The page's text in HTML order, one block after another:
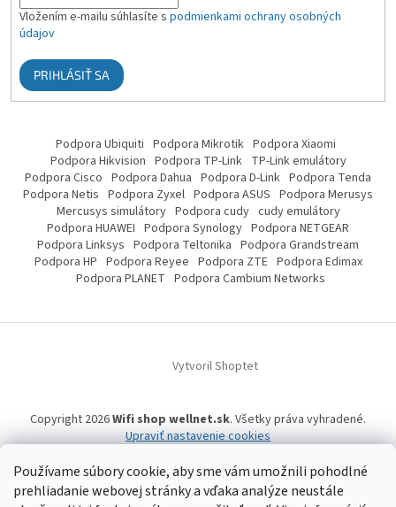
Používame súbory cookie, aby sme vám umožnili pohodlné
prehliadanie webovej stránky a vďaka analýze neustále
Vložením e-mailu súhlasíte s podmienkami ochrany osobných
údajov
PRIHLÁSIŤ SA
Podpora Ubiquiti Podpora Mikrotik Podpora Xiaomi
Podpora Hikvision Podpora TP-Link TP-Link emulátory
Podpora Cisco Podpora Dahua Podpora D-Link Podpora Tenda
Podpora Netis Podpora Zyxel Podpora ASUS Podpora Merusys
Mercusys simulátory Podpora cudy cudy emulátory
Podpora HUAWEI Podpora Synology Podpora NETGEAR
Podpora Linksys Podpora Teltonika Podpora Grandstream
Podpora HP Podpora Reyee Podpora ZTE Podpora Edimax
Podpora PLANET Podpora Cambium Networks
Vytvoril Shoptet
Copyright 2026Wifi shop wellnet.sk. Všetky práva vyhradené.
Upraviť nastavenie cookies
Wifi shop wellnet.sk prevádzkuje spoločnosť WELLNET, s.r.o.,IČO: 36484610,